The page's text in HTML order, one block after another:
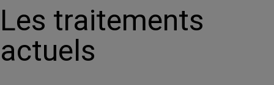
Les traitements
actuels